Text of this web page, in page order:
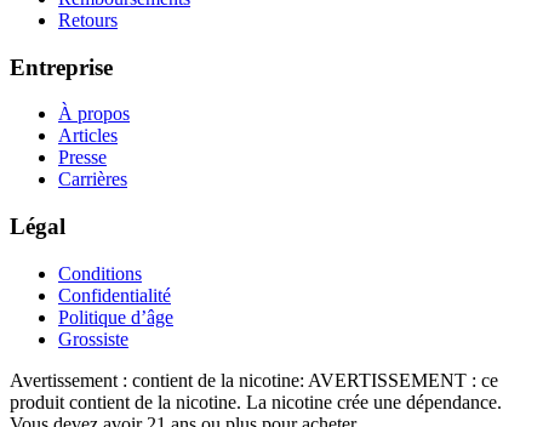
Retours
Entreprise
À propos
Articles
Presse
Carrières
Légal
Conditions
Confidentialité
Politique d’âge
Grossiste
Avertissement : contient de la nicotine: AVERTISSEMENT : ce
produit contient de la nicotine. La nicotine crée une dépendance.